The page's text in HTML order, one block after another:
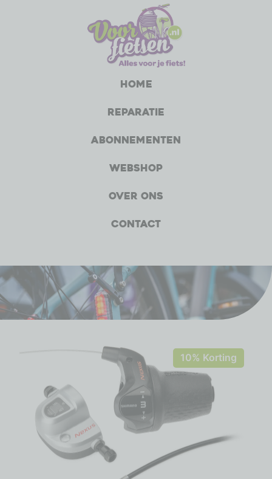
Home
Reparatie
Abonnementen
Webshop
Over ons
Contact
10% Korting